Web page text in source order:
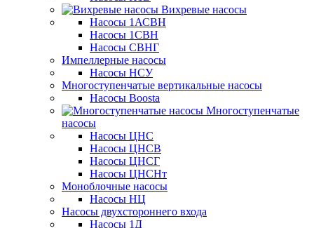
Вихревые насосы
Насосы 1АСВН
Насосы 1СВН
Насосы СВНГ
Импеллерные насосы
Насосы НСУ
Многоступенчатые вертикальные насосы
Насосы Boosta
Многоступенчатые
насосы
Насосы ЦНС
Насосы ЦНСВ
Насосы ЦНСГ
Насосы ЦНСНт
Моноблочные насосы
Насосы НЦ
Насосы двухстороннего входа
Насосы 1Д